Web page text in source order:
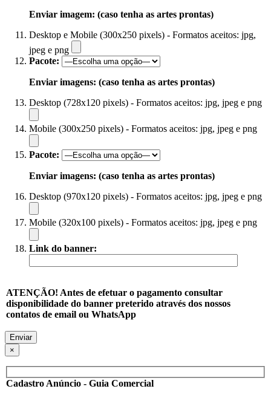
Enviar imagem: (caso tenha as artes prontas)
Desktop e Mobile (300x250 pixels) - Formatos aceitos: jpg,
jpeg e png
Pacote:
Enviar imagens: (caso tenha as artes prontas)
Desktop (728x120 pixels) - Formatos aceitos: jpg, jpeg e png
Mobile (300x250 pixels) - Formatos aceitos: jpg, jpeg e png
Pacote:
Enviar imagens: (caso tenha as artes prontas)
Desktop (970x120 pixels) - Formatos aceitos: jpg, jpeg e png
Mobile (320x100 pixels) - Formatos aceitos: jpg, jpeg e png
Link do banner:
ATENÇÃO! Antes de efetuar o pagamento consultar
disponibilidade do banner preterido através dos nossos
contatos de email ou WhatsApp
×
Cadastro Anúncio - Guia Comercial